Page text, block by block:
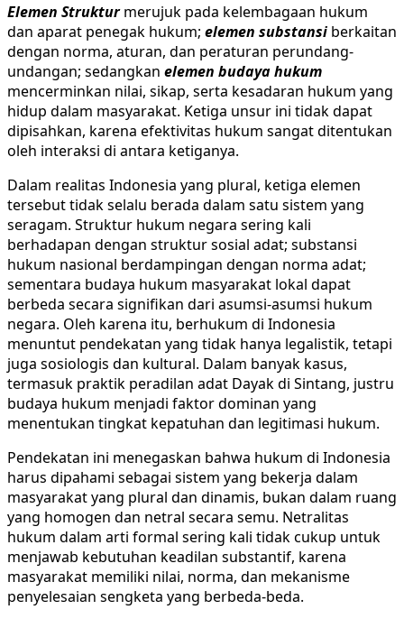
Elemen Strukturmerujuk pada kelembagaan hukum
dan aparat penegak hukum; elemen substansi berkaitan
dengan norma, aturan, dan peraturan perundang-
undangan; sedangkan elemen budaya hukum
mencerminkan nilai, sikap, serta kesadaran hukum yang
hidup dalam masyarakat. Ketiga unsur ini tidak dapat
dipisahkan, karena efektivitas hukum sangat ditentukan
oleh interaksi di antara ketiganya.
Dalam realitas Indonesia yang plural, ketiga elemen
tersebut tidak selalu berada dalam satu sistem yang
seragam. Struktur hukum negara sering kali
berhadapan dengan struktur sosial adat; substansi
hukum nasional berdampingan dengan norma adat;
sementara budaya hukum masyarakat lokal dapat
berbeda secara signifikan dari asumsi-asumsi hukum
negara. Oleh karena itu, berhukum di Indonesia
menuntut pendekatan yang tidak hanya legalistik, tetapi
juga sosiologis dan kultural. Dalam banyak kasus,
termasuk praktik peradilan adat Dayak di Sintang, justru
budaya hukum menjadi faktor dominan yang
menentukan tingkat kepatuhan dan legitimasi hukum.
Pendekatan ini menegaskan bahwa hukum di Indonesia
harus dipahami sebagai sistem yang bekerja dalam
masyarakat yang plural dan dinamis, bukan dalam ruang
yang homogen dan netral secara semu. Netralitas
hukum dalam arti formal sering kali tidak cukup untuk
menjawab kebutuhan keadilan substantif, karena
masyarakat memiliki nilai, norma, dan mekanisme
penyelesaian sengketa yang berbeda-beda.